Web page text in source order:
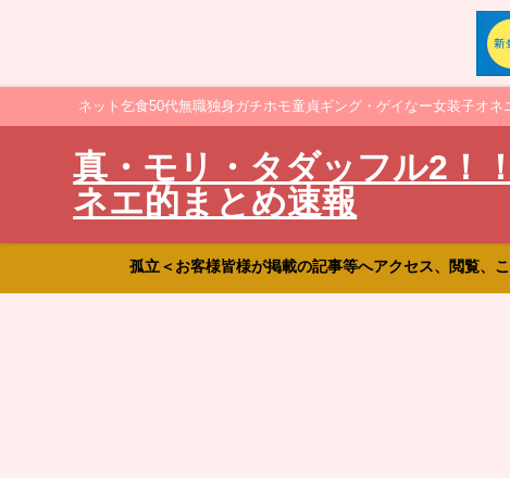
ネット乞食50代無職独身ガチホモ童貞ギング・ゲイなー女装子オ
真・モリ・タダッフル2！
ネエ的まとめ速報
孤立＜お客様皆様が掲載の記事等へアクセス、閲覧、